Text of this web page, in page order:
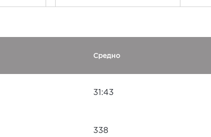
Средно
31:43
338